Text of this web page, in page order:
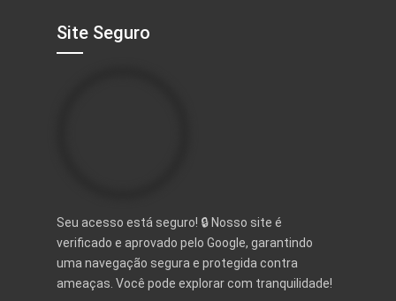
Site Seguro
Seu acesso está seguro! 🔒 Nosso site é
verificado e aprovado pelo Google, garantindo
uma navegação segura e protegida contra
ameaças. Você pode explorar com tranquilidade!